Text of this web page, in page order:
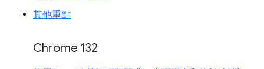
其他重點
Chrome 132